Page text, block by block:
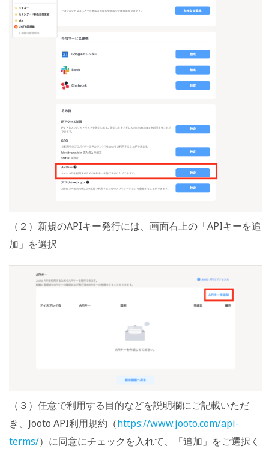
（２）新規のAPIキー発行には、画面右上の「APIキーを追
加」を選択
（３）任意で利用する目的などを説明欄にご記載いただ
き、Jooto API利用規約（https://www.jooto.com/api-
terms/）に同意にチェックを入れて、「追加」をご選択く